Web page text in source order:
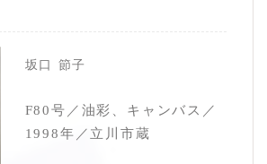
坂口 節子
F80号／油彩、キャンバス／
1998年／立川市蔵